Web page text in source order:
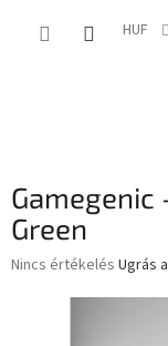
HUF
Green
A
Nincs értékelés Ugrás